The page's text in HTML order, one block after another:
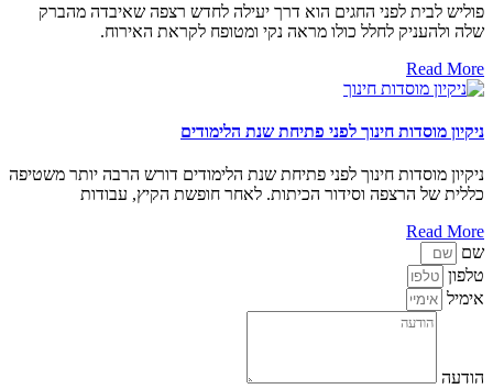
פוליש לבית לפני החגים הוא דרך יעילה לחדש רצפה שאיבדה מהברק
שלה ולהעניק לחלל כולו מראה נקי ומטופח לקראת האירוח.
Read More
ניקיון מוסדות חינוך לפני פתיחת שנת הלימודים
ניקיון מוסדות חינוך לפני פתיחת שנת הלימודים דורש הרבה יותר משטיפה
כללית של הרצפה וסידור הכיתות. לאחר חופשת הקיץ, עבודות
Read More
שם
טלפון
אימיל
הודעה